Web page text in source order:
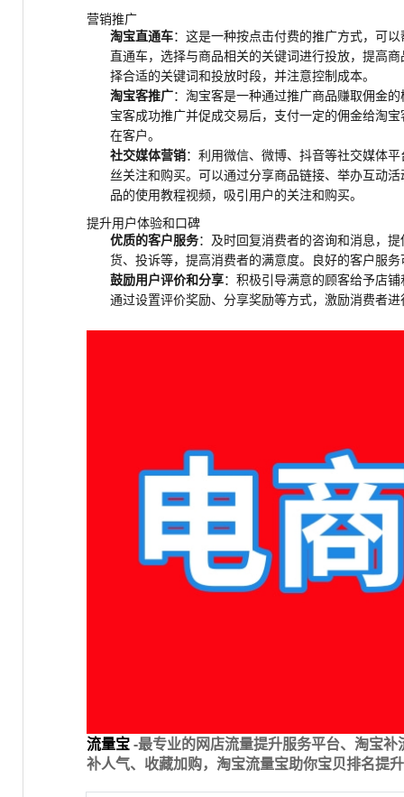
营销推广
淘宝直通车：这是一种按点击付费的推广方式，可
直通车，选择与商品相关的关键词进行投放，提高
择合适的关键词和投放时段，并注意控制成本。
淘宝客推广：淘宝客是一种通过推广商品赚取佣金
宝客成功推广并促成交易后，支付一定的佣金给淘
在客户。
社交媒体营销：利用微信、微博、抖音等社交媒体
丝关注和购买。可以通过分享商品链接、举办互动
品的使用教程视频，吸引用户的关注和购买。
提升用户体验和口碑
优质的客户服务：及时回复消费者的咨询和消息，
货、投诉等，提高消费者的满意度。良好的客户服
鼓励用户评价和分享：积极引导满意的顾客给予店
通过设置评价奖励、分享奖励等方式，激励消费者
流量宝-最专业的网店流量提升服务平台、淘宝
补人气、收藏加购，淘宝流量宝助你宝贝排名提